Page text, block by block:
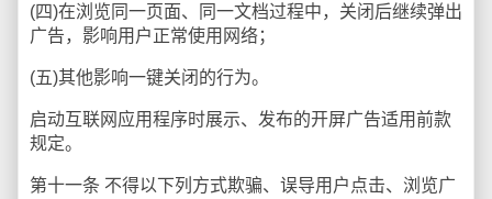
(四)在浏览同一页面、同一文档过程中，关闭后继续弹出
广告，影响用户正常使用网络；
(五)其他影响一键关闭的行为。
启动互联网应用程序时展示、发布的开屏广告适用前款
规定。
第十一条 不得以下列方式欺骗、误导用户点击、浏览广